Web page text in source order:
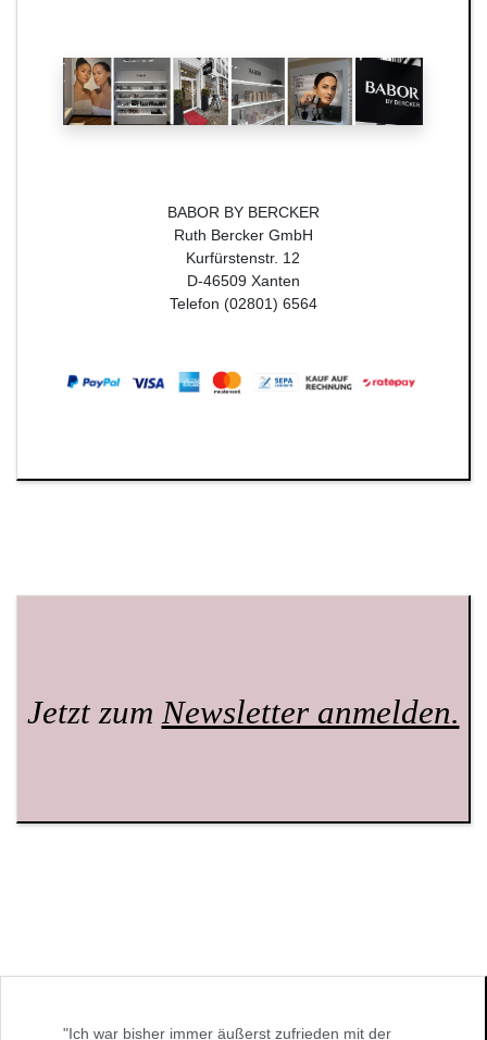
BABOR BY BERCKER
Ruth Bercker GmbH
Kurfürstenstr. 12
D-46509 Xanten
Telefon (02801) 6564
Jetzt zumNewsletter anmelden.
"Ich war bisher immer äußerst zufrieden mit der